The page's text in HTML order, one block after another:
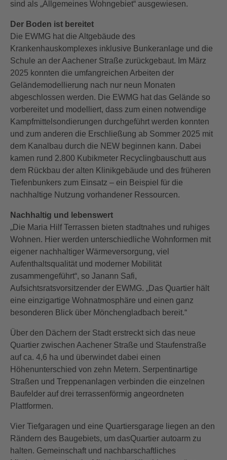
sind als „Allgemeines Wohngebiet“ ausgewiesen.
Der Boden ist bereitet
Die EWMG hat die Altgebäude des
Krankenhauskomplexes inklusive Bunkeranlage und die
Schule an der Aachener Straße zurückgebaut. Im März
2025 konnten die umfangreichen Arbeiten der
Geländemodellierung nach nur neun Monaten
abgeschlossen werden. Die EWMG hat das Gelände so
vorbereitet und modelliert, dass zum einen notwendige
Kampfmittelsondierungen durchgeführt werden konnten
und zum anderen die Erschließung ab Sommer 2025 mit
dem Kanalbau durch die NEW beginnen kann. Dabei
kamen rund 2.800 Kubikmeter Recyclingbauschutt aus
dem Rückbau der alten Klinikgebäude und des früheren
Tiefenbunkers zum Einsatz – ein Beispiel für die
nachhaltige Nutzung vorhandener Ressourcen.
Nachhaltig und lebenswert
„Die Maria Hilf Terrassen bieten stadtnahes und ruhiges
Wohnen. Hier werden unterschiedliche Wohnformen mit
eigener nachhaltiger Wärmeversorgung, viel
Aufenthaltsqualität und moderner Mobilität
zusammengeführt“, so Janann Safi,
Aufsichtsratsvorsitzender der EWMG. „Das Quartier hält
eine einzigartige Wohnatmosphäre und einen ganz
besonderen Blick über Mönchengladbach bereit.“
Über den Dächern der Stadt erstreckt sich das neue
Quartier zwischen Aachener Straße und Staufenstraße
auf ca. 4,6 ha und überwindet dabei einen
Höhenunterschied von zehn Metern. Serpentinartige
Straßen und Treppenanlagen verbinden die einzelnen
Baufelder auf drei terrassenförmig angeordneten
Plattformen.
Vier Tiefgaragen und eine Quartiersgarage liegen an den
Rändern des Baugebiets, um dasQuartier autoarm zu
halten. Gemeinschaft und nachbarschaftliches